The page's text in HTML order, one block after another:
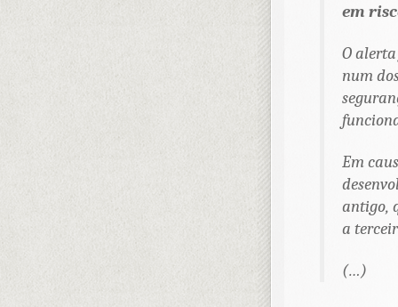
em
O
num
Em
antigo,
a
(…)